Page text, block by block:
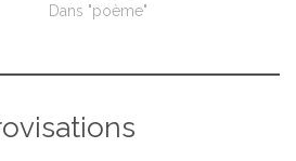
Dans "poème"